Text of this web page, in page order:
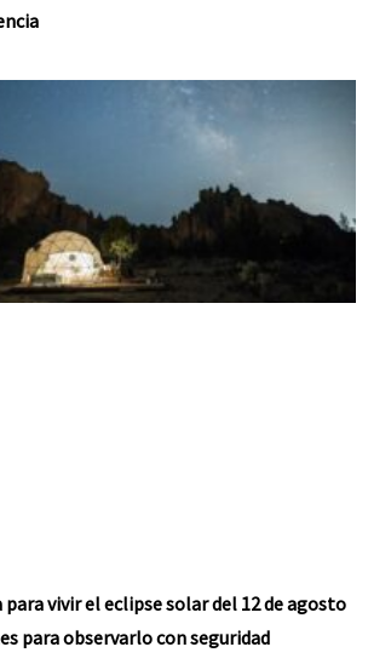
para vivir el eclipse solar del 12 de agosto
para observarlo con seguridad